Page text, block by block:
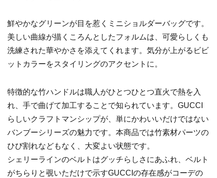
鮮やかなグリーンが目を惹くミニショルダーバッグです。
美しい曲線が描くころんとしたフォルムは、可愛らしくも
洗練された華やかさを添えてくれます。気分が上がるビビ
ットカラーをスタイリングのアクセントに。
特徴的な竹ハンドルは職人がひとつひとつ直火で熱を入
れ、手で曲げて加工することで知られています。GUCCI
らしいクラフトマンシップが、単にかわいいだけではない
バンブーシリーズの魅力です。本商品では竹素材パーツの
ひび割れなどもなく、大変よい状態です。
シェリーラインのベルトはグッチらしさにあふれ、ベルト
がちらりと覗いただけで示すGUCCIの存在感がコーデの